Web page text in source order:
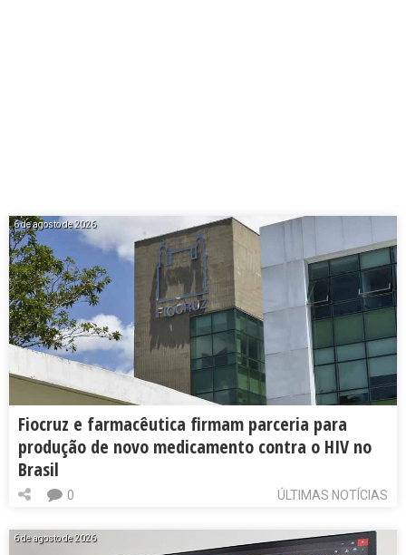
6 de agosto de 2026
Fiocruz e farmacêutica firmam parceria para
produção de novo medicamento contra o HIV no
Brasil
ÚLTIMAS NOTÍCIAS
0
6 de agosto de 2026